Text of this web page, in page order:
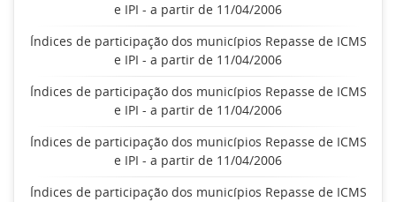
e IPI - a partir de 11/04/2006
Índices de participação dos municípios Repasse de ICMS
e IPI - a partir de 11/04/2006
Índices de participação dos municípios Repasse de ICMS
e IPI - a partir de 11/04/2006
Índices de participação dos municípios Repasse de ICMS
e IPI - a partir de 11/04/2006
Índices de participação dos municípios Repasse de ICMS